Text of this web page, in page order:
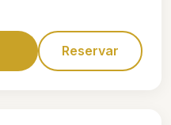
Reservar